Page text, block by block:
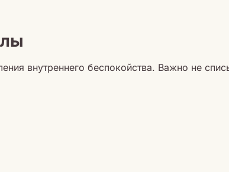
внутреннего беспокойства. Важно не